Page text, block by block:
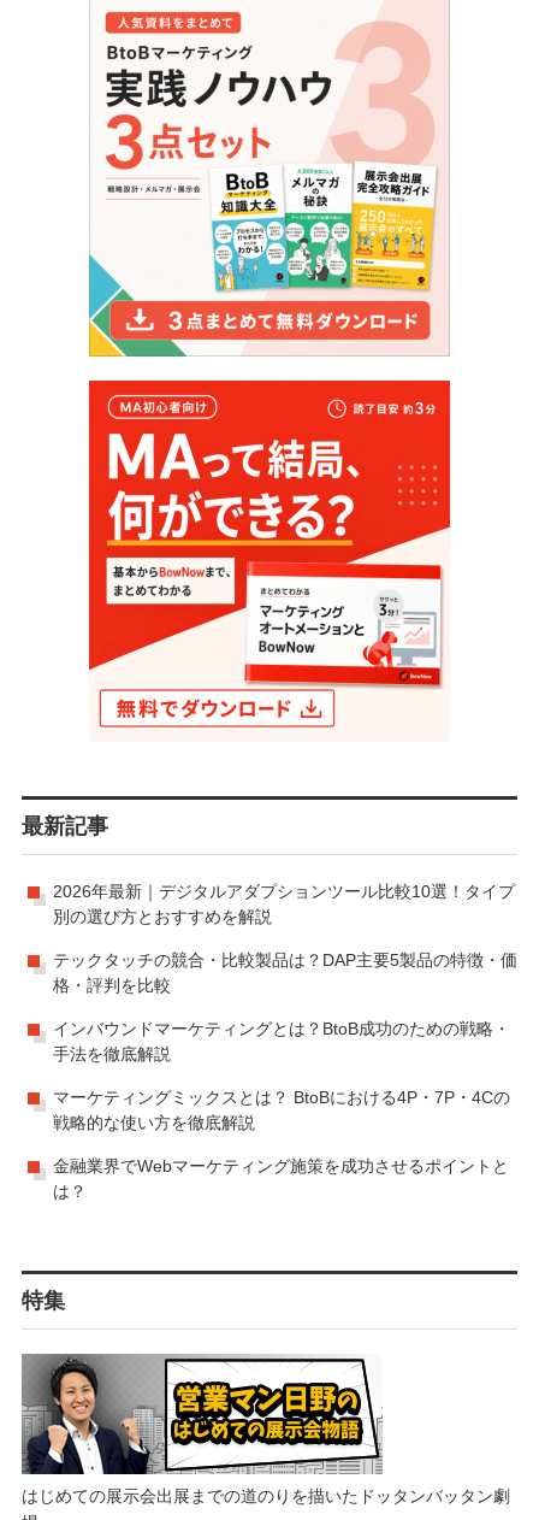
最新記事
2026年最新｜デジタルアダプションツール比較10選！タイプ
別の選び方とおすすめを解説
テックタッチの競合・比較製品は？DAP主要5製品の特徴・価
格・評判を比較
インバウンドマーケティングとは？BtoB成功のための戦略・
手法を徹底解説
マーケティングミックスとは？ BtoBにおける4P・7P・4Cの
戦略的な使い方を徹底解説
金融業界でWebマーケティング施策を成功させるポイントと
は？
特集
はじめての展示会出展までの道のりを描いたドッタンバッタン劇